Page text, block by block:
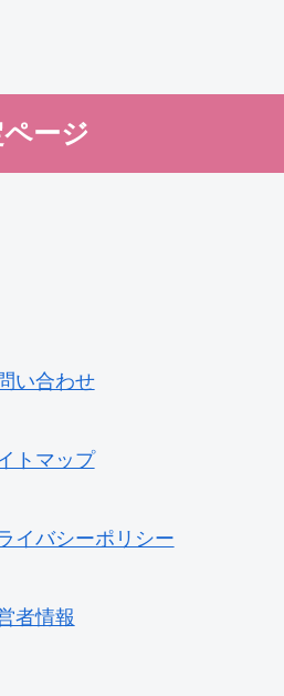
ページ
い合わせ
トマップ
イバシーポリシー
者情報